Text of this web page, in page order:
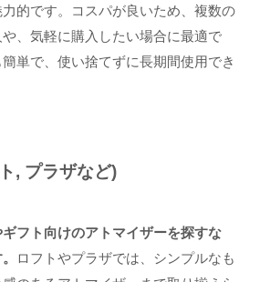
的です。コスパが良いため、複数の
、気軽に購入したい場合に最適で
単で、使い捨てずに長期間使用でき
, プラザなど)
フト向けのアトマイザーを探すな
ロフトやプラザでは、シンプルなも